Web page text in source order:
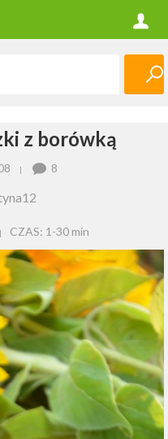
z borówką
8
CZAS: 1-30 min